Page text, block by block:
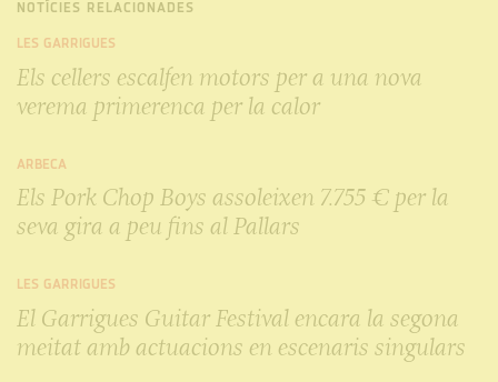
NOTÍCIES RELACIONADES
LES GARRIGUES
Els cellers escalfen motors per a una nova
verema primerenca per la calor
ARBECA
Els Pork Chop Boys assoleixen 7.755 € per la
seva gira a peu fins al Pallars
LES GARRIGUES
El Garrigues Guitar Festival encara la segona
meitat amb actuacions en escenaris singulars